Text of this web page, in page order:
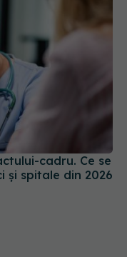
cadru. Ce se
spitale din 2026